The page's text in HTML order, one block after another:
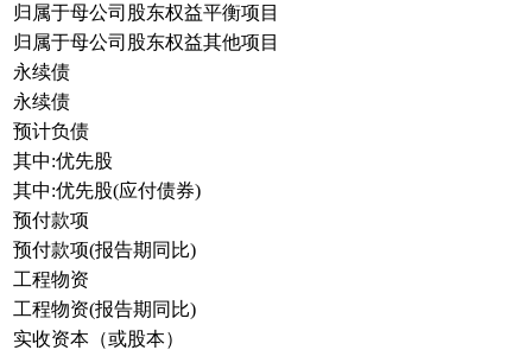
归属于母公司股东权益平衡项目
归属于母公司股东权益其他项目
永续债
永续债
预计负债
其中:优先股
其中:优先股(应付债券)
预付款项
预付款项(报告期同比)
工程物资
工程物资(报告期同比)
实收资本（或股本）